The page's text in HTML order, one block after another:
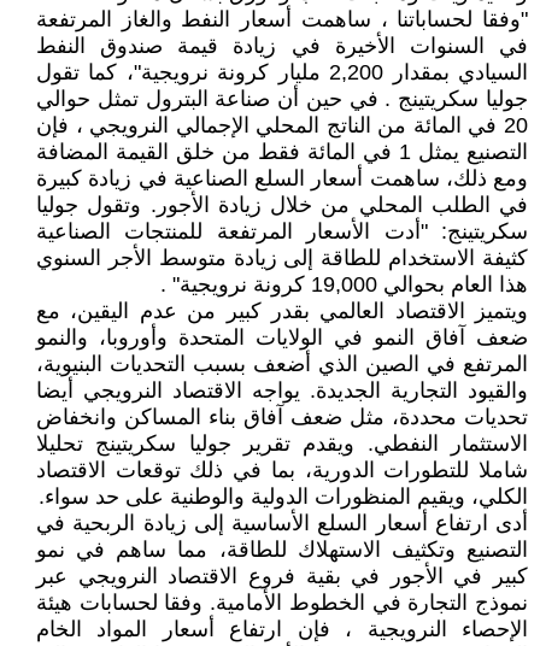
"وفقا لحساباتنا ، ساهمت أسعار النفط والغاز المرتفعة
في السنوات الأخيرة في زيادة قيمة صندوق النفط
السيادي بمقدار 2,200 مليار كرونة نرويجية"، كما تقول
جوليا سكريتينج . في حين أن صناعة البترول تمثل حوالي
20 في المائة من الناتج المحلي الإجمالي النرويجي ، فإن
التصنيع يمثل 1 في المائة فقط من خلق القيمة المضافة
ومع ذلك، ساهمت أسعار السلع الصناعية في زيادة كبيرة
في الطلب المحلي من خلال زيادة الأجور. وتقول جوليا
سكريتينج: "أدت الأسعار المرتفعة للمنتجات الصناعية
كثيفة الاستخدام للطاقة إلى زيادة متوسط الأجر السنوي
هذا العام بحوالي 19,000 كرونة نرويجية" .
ويتميز الاقتصاد العالمي بقدر كبير من عدم اليقين، مع
ضعف آفاق النمو في الولايات المتحدة وأوروبا، والنمو
المرتفع في الصين الذي أضعف بسبب التحديات البنيوية،
والقيود التجارية الجديدة. يواجه الاقتصاد النرويجي أيضا
تحديات محددة، مثل ضعف آفاق بناء المساكن وانخفاض
الاستثمار النفطي. ويقدم تقرير جوليا سكريتينج تحليلا
شاملا للتطورات الدورية، بما في ذلك توقعات الاقتصاد
الكلي، ويقيم المنظورات الدولية والوطنية على حد سواء.
أدى ارتفاع أسعار السلع الأساسية إلى زيادة الربحية في
التصنيع وتكثيف الاستهلاك للطاقة، مما ساهم في نمو
كبير في الأجور في بقية فروع الاقتصاد النرويجي عبر
نموذج التجارة في الخطوط الأمامية. وفقا لحسابات هيئة
الإحصاء النرويجية ، فإن ارتفاع أسعار المواد الخام